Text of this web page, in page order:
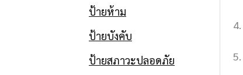
ป้ายห้าม
ป้ายบังคับ
ป้ายสภาวะปลอดภัย